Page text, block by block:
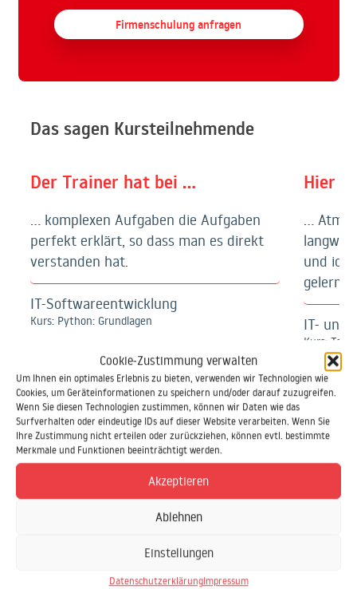
Cookie-Zustimmung verwalten
Um Ihnen ein optimales Erlebnis zu bieten, verwenden wir Technologien wie
Cookies, um Geräteinformationen zu speichern und/oder darauf zuzugreifen.
Wenn Sie diesen Technologien zustimmen, können wir Daten wie das
Surfverhalten oder eindeutige IDs auf dieser Website verarbeiten. Wenn Sie
Ihre Zustimmung nicht erteilen oder zurückziehen, können evtl. bestimmte
Merkmale und Funktionen beeinträchtigt werden.
Akzeptieren
Ablehnen
Einstellungen
DatenschutzerklärungImpressum
Firmenschulung anfragen
Das sagen Kursteilnehmende
Der Trainer hat bei …
… komplexen Aufgaben die Aufgaben
perfekt erklärt, so dass man es direkt
verstanden hat.
IT-Softwareentwicklung
Kurs: Python: Grundlagen
Hier
…
und ich
gelernt.
IT- und
Kurs: